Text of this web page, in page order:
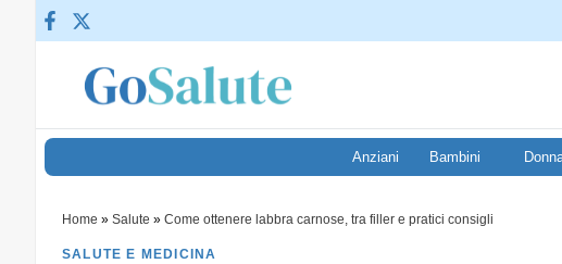
Vai al contenuto
Anziani Bambini Donna
Home »Salute »Come ottenere labbra carnose, tra filler e pratici consigli
SALUTE E MEDICINA